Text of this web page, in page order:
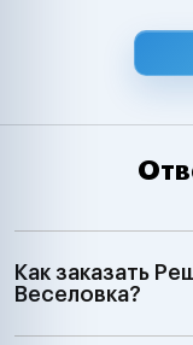
Как заказать
Веселовка?